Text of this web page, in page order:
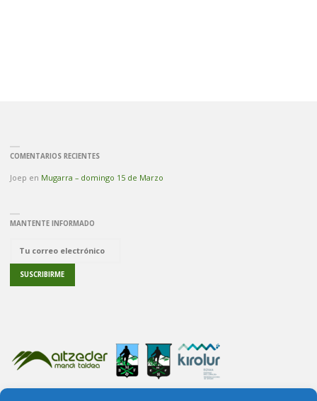
COMENTARIOS RECIENTES
Joep en Mugarra – domingo 15 de Marzo
MANTENTE INFORMADO